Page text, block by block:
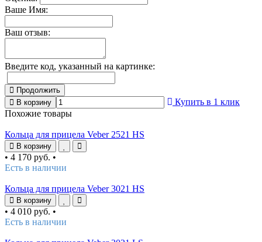
Ваше Имя:
Ваш отзыв:
Введите код, указанный на картинке:
Продолжить
В корзину
Купить в 1 клик
Похожие товары
Кольца для прицела Veber 2521 HS
В корзину
• 4 170 руб. •
Есть в наличии
Кольца для прицела Veber 3021 HS
В корзину
• 4 010 руб. •
Есть в наличии